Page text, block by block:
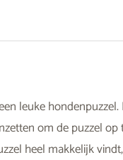
leuke
om de puzzel
heel makkelijk